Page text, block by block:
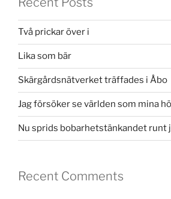
Två prickar över i
Lika som bär
Skärgårdsnätverket träffades i Åbo
Jag försöker se världen som mina
Nu sprids bobarhetstänkandet runt
Recent Comments